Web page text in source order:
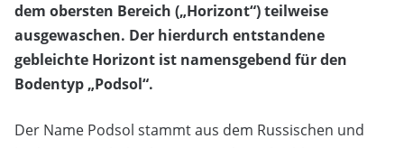
dem obersten Bereich („Horizont“) teilweise
ausgewaschen. Der hierdurch entstandene
gebleichte Horizont ist namensgebend für den
Bodentyp „Podsol“.
Der Name Podsol stammt aus dem Russischen und